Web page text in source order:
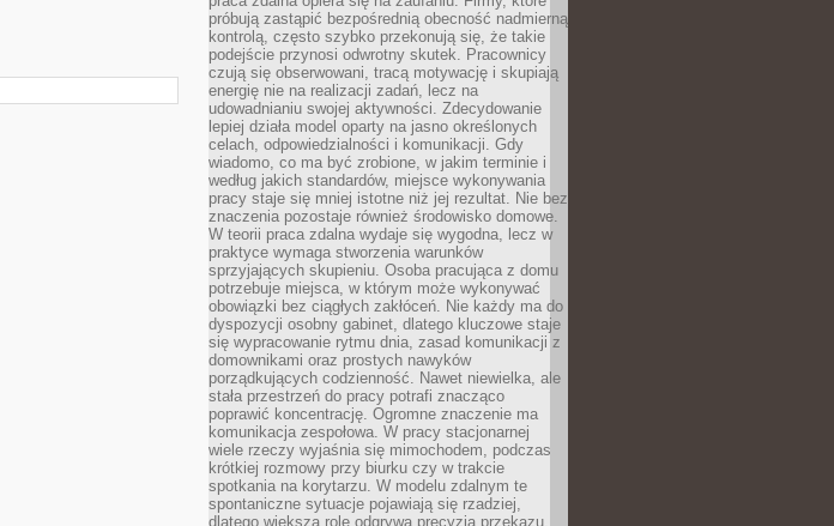
próbują zastąpić bezpośrednią obecność nadmierną
kontrolą, często szybko przekonują się, że takie
podejście przynosi odwrotny skutek. Pracownicy
czują się obserwowani, tracą motywację i skupiają
energię nie na realizacji zadań, lecz na
udowadnianiu swojej aktywności. Zdecydowanie
lepiej działa model oparty na jasno określonych
celach, odpowiedzialności i komunikacji. Gdy
wiadomo, co ma być zrobione, w jakim terminie i
według jakich standardów, miejsce wykonywania
pracy staje się mniej istotne niż jej rezultat. Nie bez
znaczenia pozostaje również środowisko domowe.
W teorii praca zdalna wydaje się wygodna, lecz w
praktyce wymaga stworzenia warunków
sprzyjających skupieniu. Osoba pracująca z domu
potrzebuje miejsca, w którym może wykonywać
obowiązki bez ciągłych zakłóceń. Nie każdy ma do
dyspozycji osobny gabinet, dlatego kluczowe staje
się wypracowanie rytmu dnia, zasad komunikacji z
domownikami oraz prostych nawyków
porządkujących codzienność. Nawet niewielka, ale
stała przestrzeń do pracy potrafi znacząco
poprawić koncentrację. Ogromne znaczenie ma
komunikacja zespołowa. W pracy stacjonarnej
wiele rzeczy wyjaśnia się mimochodem, podczas
krótkiej rozmowy przy biurku czy w trakcie
spotkania na korytarzu. W modelu zdalnym te
spontaniczne sytuacje pojawiają się rzadziej,
dlatego większą rolę odgrywa precyzja przekazu.